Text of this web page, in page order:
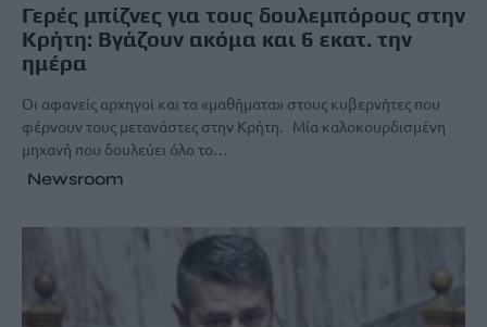
Γερές μπίζνες για τους δουλεμπόρους στην
Κρήτη: Βγάζουν ακόμα και 6 εκατ. την
ημέρα
Οι αφανείς αρχηγοί και τα «μαθήματα» στους κυβερνήτες που
φέρνουν τους μετανάστες στην Κρήτη. Μία καλοκουρδισμένη
μηχανή που δουλεύει όλο το…
Newsroom